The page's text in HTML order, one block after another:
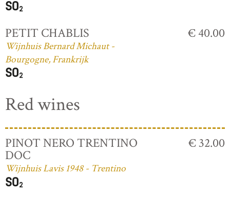
PETIT CHABLIS
Wijnhuis Bernard Michaut -
Bourgogne, Frankrijk
€ 40.00
Red wines
PINOT NERO TRENTINO
DOC
Wijnhuis Lavis 1948 - Trentino
€ 32.00